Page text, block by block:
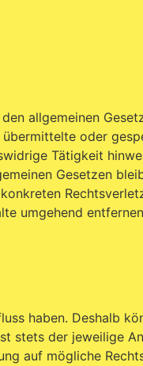
allgemeinen
oder
Tätigkeit
Gesetzen
umgehend
haben. Deshalb
stets der jeweilige
auf mögliche